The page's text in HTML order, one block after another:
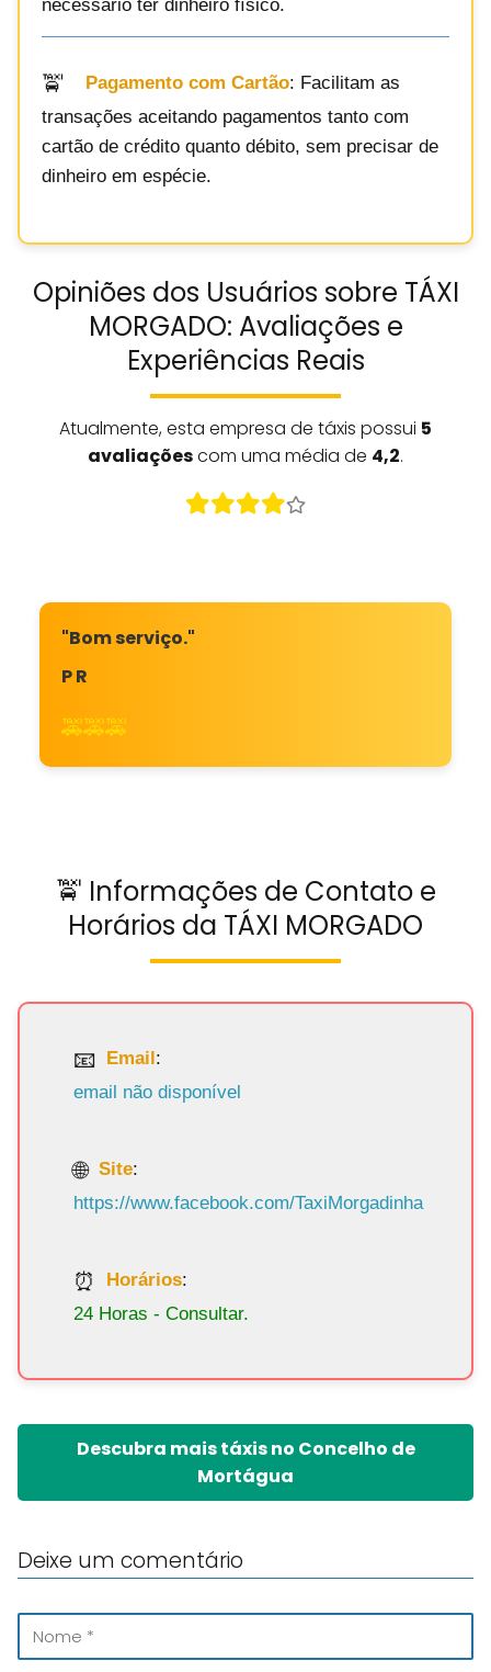
necessário ter dinheiro físico.
Pagamento com Cartão: Facilitam as
transações aceitando pagamentos tanto com
cartão de crédito quanto débito, sem precisar de
dinheiro em espécie.
Opiniões dos Usuários sobre TÁXI
MORGADO: Avaliações e
Experiências Reais
Atualmente, esta empresa de táxis possui 5
avaliaçõescom uma média de 4,2.
"Bom serviço."
P R
🚕🚕🚕
🚖 Informações de Contato e
Horários da TÁXI MORGADO
Email:
email não disponível
Site:
https://www.facebook.com/TaxiMorgadinha
Horários:
24 Horas - Consultar.
Descubra mais táxis no Concelho de
Mortágua
Deixe um comentário